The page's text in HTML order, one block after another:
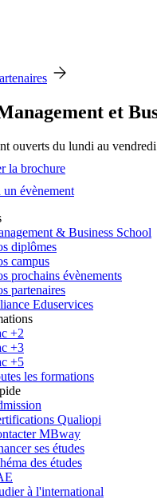
et
ouverts du lundi au
la brochure
un évènement
& Business School
diplômes
campus
prochains évènements
partenaires
Eduservices
+2
+3
+5
les formations
Qualiopi
MBway
ses études
des études
à l'international